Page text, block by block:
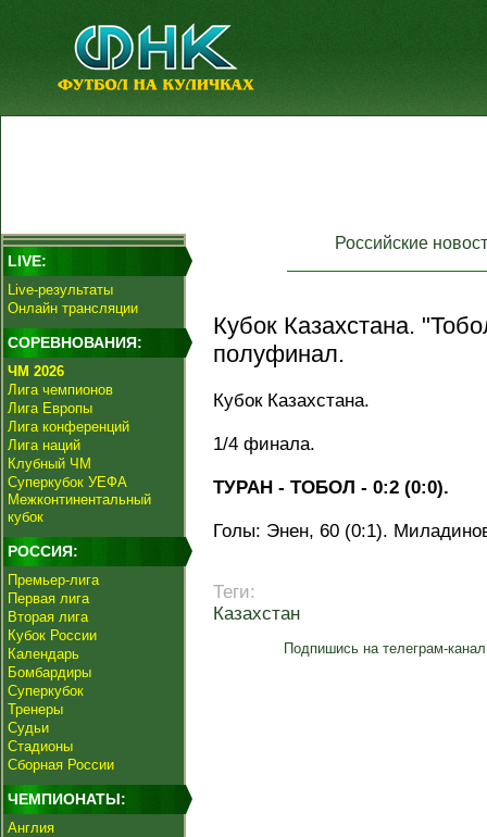
LIVE:
Live-результаты
Онлайн трансляции
СОРЕВНОВАНИЯ:
ЧМ 2026
Лига чемпионов
Лига Европы
Лига конференций
Лига наций
Клубный ЧМ
Суперкубок УЕФА
Межконтинентальный
кубок
РОССИЯ:
Премьер-лига
Первая лига
Вторая лига
Кубок России
Календарь
Бомбардиры
Суперкубок
Тренеры
Судьи
Стадионы
Сборная России
ЧЕМПИОНАТЫ:
Англия
Российские
Кубок Казахстана.
полуфинал.
Кубок Казахстана.
1/4 финала.
ТУРАН - ТОБОЛ - 0:2 (0:0).
Голы: Энен, 60 (0:1).
Теги:
Казахстан
Подпишись на телеграм-